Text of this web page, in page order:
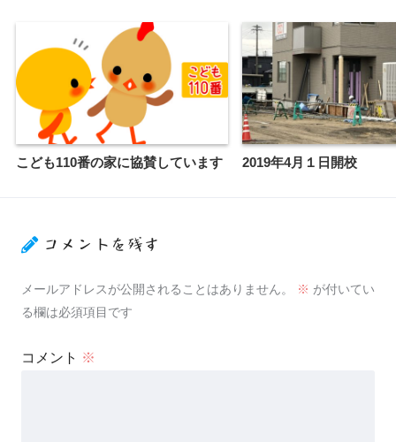
こども110番の家に協賛しています 2019年4月１日開校
コメントを残す
メールアドレスが公開されることはありません。 ※ が付いてい
る欄は必須項目です
コメント ※